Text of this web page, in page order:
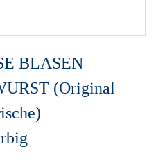
BLASEN
(Original